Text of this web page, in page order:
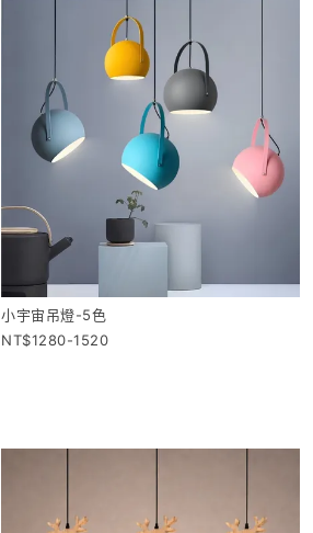
小宇宙吊燈-5色
1280-1520